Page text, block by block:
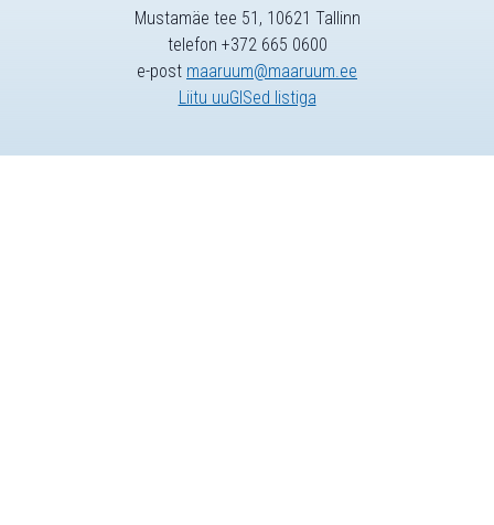
Mustamäe tee 51, 10621 Tallinn
telefon +372 665 0600
e-post maaruum@maaruum.ee
Liitu uuGISed listiga